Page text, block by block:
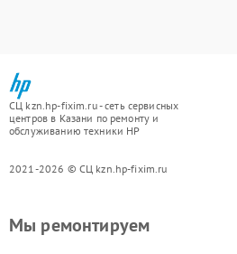
СЦ kzn.hp-fixim.ru - сеть сервисных
центров в Казани по ремонту и
обслуживанию техники HP
2021-2026 © СЦ kzn.hp-fixim.ru
Мы ремонтируем